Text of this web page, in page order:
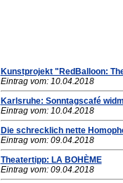
Kunstprojekt "RedBalloon:
Eintrag vom: 10.04.2018
Karlsruhe: Sonntagscafé
Eintrag vom: 10.04.2018
Die schrecklich nette
Eintrag vom: 09.04.2018
Theatertipp: LA BOHÈME
Eintrag vom: 09.04.2018